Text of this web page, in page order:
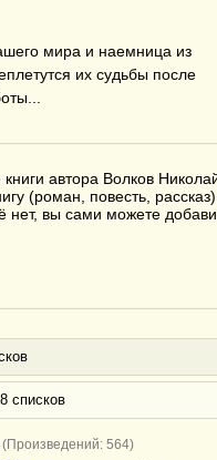
мира и наемница из
их судьбы после
автора Волков
(роман, повесть,
нет, вы сами можете
8 списков
(Произведений: 564)